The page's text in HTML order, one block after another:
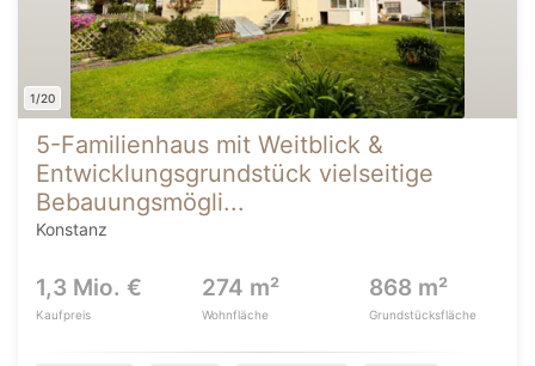
1/20
5-Familienhaus mit Weitblick &
Entwicklungsgrundstück vielseitige
Bebauungsmögli...
Konstanz
1,3 Mio. €
Kaufpreis
274 m²
Wohnfläche
868 m²
Grundstücksfläche